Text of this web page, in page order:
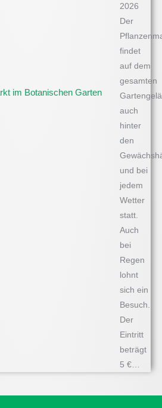
2026
Der
findet
auf dem
gesamten
auch
hinter
den
und bei
jedem
Wetter
statt.
Auch
bei
Regen
lohnt
sich ein
Besuch.
Der
Eintritt
beträgt
5 €…